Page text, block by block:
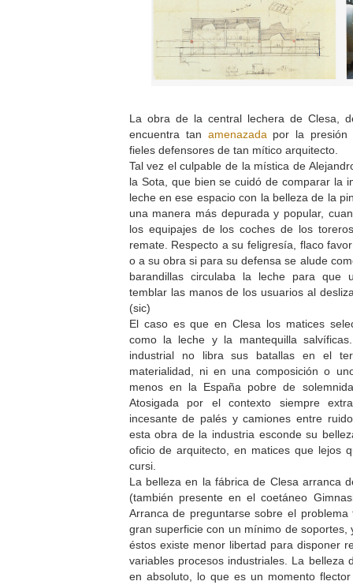
La obra de la central lechera de Clesa,
encuentra tan amenazada por la presión
fieles defensores de tan mítico arquitecto.
Tal vez el culpable de la mística de
la Sota, que bien se cuidó de comparar la
leche en ese espacio con la belleza de la
una manera más depurada y popular,
los equipajes de los coches de los
remate. Respecto a su feligresía, flaco
o a su obra si para su defensa se alude
barandillas circulaba la leche para que
temblar las manos de los usuarios al
(sic)
El caso es que en Clesa los matices
como la leche y la mantequilla
industrial no libra sus batallas en el
materialidad, ni en una composición o
menos en la España pobre de
Atosigada por el contexto siempre
incesante de palés y camiones entre
esta obra de la industria esconde su
oficio de arquitecto, en matices que lejos
cursi.
La belleza en la fábrica de Clesa arranca
(también presente en el coetáneo
Arranca de preguntarse sobre el
gran superficie con un mínimo de
éstos existe menor libertad para disponer
variables procesos industriales. La belleza
en absoluto, lo que es un momento